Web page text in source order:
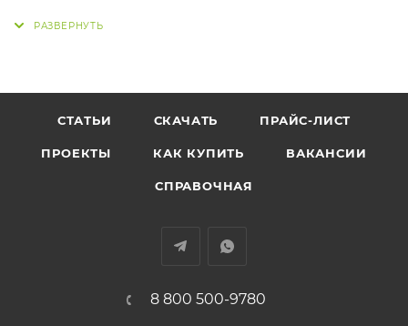
СТАТЬИ СКАЧАТЬ ПРАЙС-ЛИСТ
ПРОЕКТЫ КАК КУПИТЬ ВАКАНСИИ
СПРАВОЧНАЯ
8 800 500-9780